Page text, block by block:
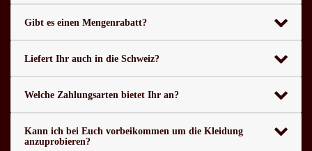
Gibt es einen Mengenrabatt?
Liefert Ihr auch in die Schweiz?
Welche Zahlungsarten bietet Ihr an?
Kann ich bei Euch vorbeikommen um die Kleidung
anzuprobieren?